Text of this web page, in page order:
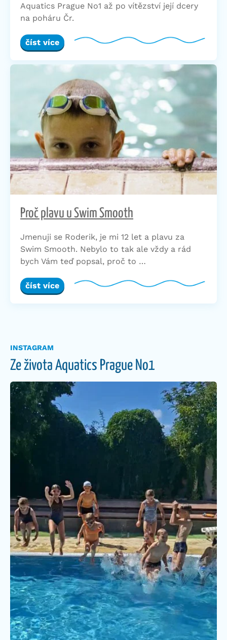
Aquatics Prague No1 až po vítězství její dcery
na poháru Čr.
číst více
Proč plavu u Swim Smooth
Jmenuji se Roderik, je mi 12 let a plavu za
Swim Smooth. Nebylo to tak ale vždy a rád
bych Vám teď popsal, proč to …
číst více
INSTAGRAM
Ze života Aquatics Prague No1